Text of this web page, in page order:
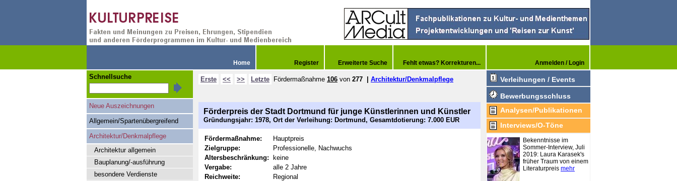
Home Register Erweiterte Suche Fehlt etwas? Korrekturen... Anmelden / Login
Erste << >> Letzte Fördermaßnahme 106 von 277 Architektur/Denkmalpflege
Förderpreis der Stadt Dortmund für junge Künstlerinnen und Künstler
Gründungsjahr: 1978, Ort der Verleihung: Dortmund, Gesamtdotierung: 7.000 EUR
Fördermaßnahme:
Hauptpreis
Zielgruppe:
Professionelle, Nachwuchs
Altersbeschränkung:
keine
Vergabe:
alle 2 Jahre
Reichweite:
Regional
Schnellsuche
Neue Auszeichnungen
Allgemein/Spartenübergreifend
Architektur/Denkmalpflege
Architektur allgemein
Bauplanung/-ausführung
besondere Verdienste
Verleihungen / Events
Bewerbungsschluss
Analysen/Publikationen
Interviews/O-Töne
Bekenntnisse im
Sommer-Interview, Juli
2019: Laura Karasek's
früher Traum von einem
Literaturpreis mehr